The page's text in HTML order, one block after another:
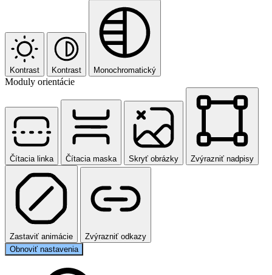
Kontrast Kontrast Monochromatický
Moduly orientácie
Čítacia linka Čítacia maska Skryť obrázky Zvýrazniť nadpisy
Zastaviť animácie
Zvýrazniť odkazy
Obnoviť nastavenia